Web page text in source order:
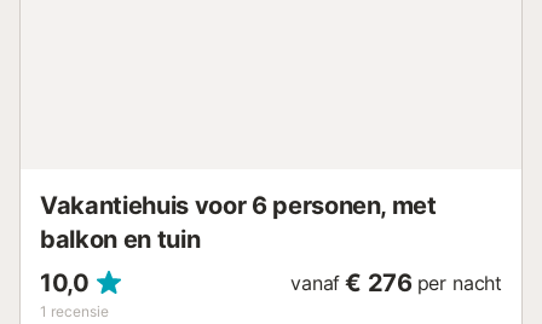
Vakantiehuis voor 6 personen, met
balkon en tuin
10,0
1 recensie
vanaf € 276 per nacht